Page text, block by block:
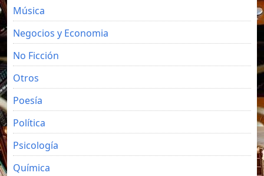
Música
Negocios y Economia
No Ficción
Otros
Poesía
Política
Psicología
Química